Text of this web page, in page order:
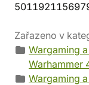
Zařazeno v
Wargaming
Warhammer
Wargaming